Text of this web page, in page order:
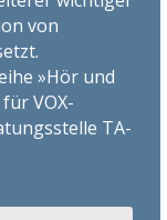
von
»Hör und
VOX-
TA-